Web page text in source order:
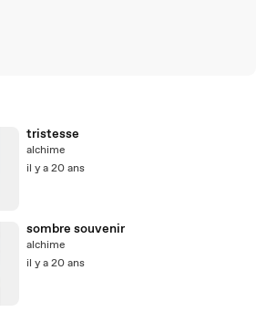
tristesse
alchime
il y a 20 ans
sombre souvenir
alchime
il y a 20 ans